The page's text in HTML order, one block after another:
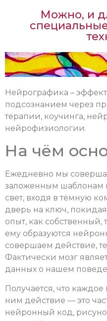
Можно, и
Нейрографика –
подсознанием через
терапии, коучинга,
нейрофизиологии.
На чём
Ежедневно мы
заложенным шаблонам
свет, входя в тёмную
дверь на ключ,
опыт, как собственный,
ему образуются
совершаем действие,
Фактически мозг
данных о нашем
Получается, что
ним действие — это
нейронный код,